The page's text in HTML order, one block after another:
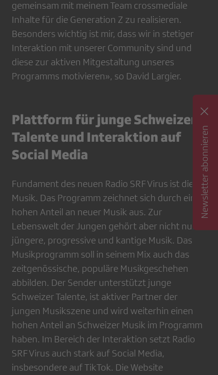
gemeinsam mit meinem Team crossmediale
Inhalte für die Generation Z zu realisieren.
Besonders wichtig ist mir, dass wir in stetiger
Interaktion mit unserer Community sind und
diese zur aktiven Mitgestaltung unseres
Programms motivieren», so David Largier.
Plattform für junge Schweizer
Talente und Interaktion auf
Social Media
Fundament des neuen Radio SRF Virus ist die
Musik. Das Programm zeichnet sich durch einen
hohen Anteil an neuer Musik aus. Zur
Lebenswelt der Jungen gehört aber nicht nur
jüngere, progressive und kantige Musik. Das
Musikprogramm soll in seinem Mix auch das
zeitgenössische, populäre Musikgeschehen
abbilden. Der Sender unterstützt junge
Schweizer Talente, ist aktiver Partner der
jungen Musikszene und wird weiterhin einen
hohen Anteil an Schweizer Musik im Programm
haben. Im Bereich der Interaktion setzt Radio
SRF Virus auch stark auf Social Media,
insbesondere auf TikTok. Die Website
Newsletter abonnieren